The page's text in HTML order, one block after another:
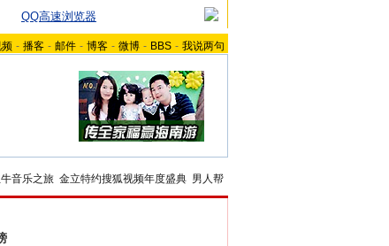
QQ高速浏览器
- 播客 - 邮件 - 博客 - 微博 - BBS - 我说两句
音乐之旅 金立特约搜狐视频年度盛典 男人帮